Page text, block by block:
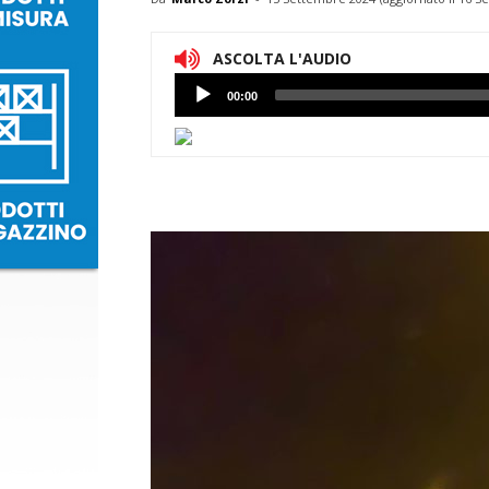
ASCOLTA L'AUDIO
Lettore
Audio
00:00